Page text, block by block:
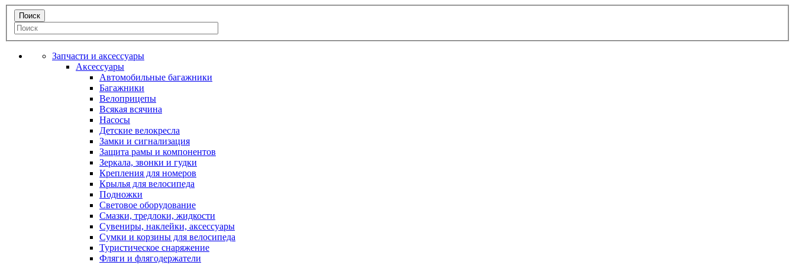
Запчасти и аксессуары
Аксессуары
Автомобильные багажники
Багажники
Велоприцепы
Всякая всячина
Насосы
Детские велокресла
Замки и сигнализация
Защита рамы и компонентов
Зеркала, звонки и гудки
Крепления для номеров
Крылья для велосипеда
Подножки
Световое оборудование
Смазки, тредлоки, жидкости
Сувениры, наклейки, аксессуары
Сумки и корзины для велосипеда
Туристическое снаряжение
Фляги и флягодержатели